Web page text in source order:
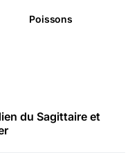
Poissons
du Sagittaire et